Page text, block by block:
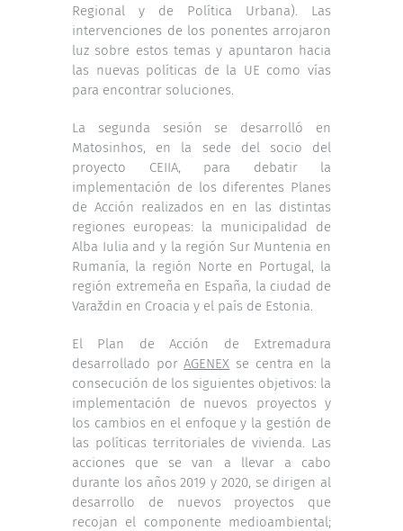
Regional y de Política Urbana). Las
intervenciones de los ponentes arrojaron
luz sobre estos temas y apuntaron hacia
las nuevas políticas de la UE como vías
para encontrar soluciones.
La segunda sesión se desarrolló en
Matosinhos, en la sede del socio del
proyecto CEIIA, para debatir la
implementación de los diferentes Planes
de Acción realizados en en las distintas
regiones europeas: la municipalidad de
Alba Iulia and y la región Sur Muntenia en
Rumanía, la región Norte en Portugal, la
región extremeña en España, la ciudad de
Varaždin en Croacia y el país de Estonia.
El Plan de Acción de Extremadura
desarrollado porAGENEX se centra en la
consecución de los siguientes objetivos: la
implementación de nuevos proyectos y
los cambios en el enfoque y la gestión de
las políticas territoriales de vivienda. Las
acciones que se van a llevar a cabo
durante los años 2019 y 2020, se dirigen al
desarrollo de nuevos proyectos que
recojan el componente medioambiental;